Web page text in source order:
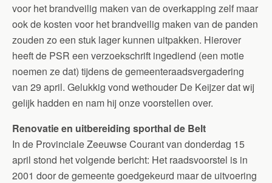
voor het brandveilig maken van de overkapping zelf maar
ook de kosten voor het brandveilig maken van de panden
zouden zo een stuk lager kunnen uitpakken. Hierover
heeft de PSR een verzoekschrift ingediend (een motie
noemen ze dat) tijdens de gemeenteraadsvergadering
van 29 april. Gelukkig vond wethouder De Keijzer dat wij
gelijk hadden en nam hij onze voorstellen over.
Renovatie en uitbereiding sporthal de Belt
In de Provinciale Zeeuwse Courant van donderdag 15
april stond het volgende bericht: Het raadsvoorstel is in
2001 door de gemeente goedgekeurd maar de uitvoering